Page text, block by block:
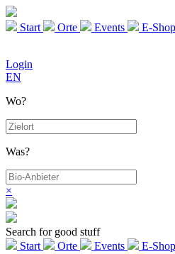
Start Orte Events E-
Login
EN
Wo?
Was?
×
Search for good stuff
Start
Orte Events E-